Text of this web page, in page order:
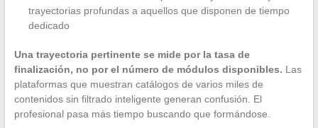
trayectorias profundas a aquellos que disponen de tiempo
dedicado
Una trayectoria pertinente se mide por la tasa de
finalización, no por el número de módulos disponibles. Las
plataformas que muestran catálogos de varios miles de
contenidos sin filtrado inteligente generan confusión. El
profesional pasa más tiempo buscando que formándose.